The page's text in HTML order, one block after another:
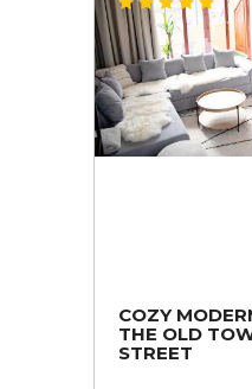
COZY
THE OLD
STREET